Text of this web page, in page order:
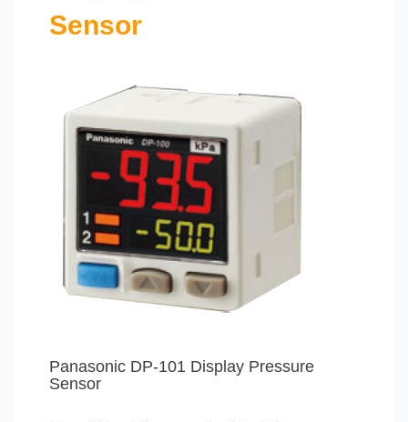
Sensor
Panasonic DP-101 Display Pressure
Sensor